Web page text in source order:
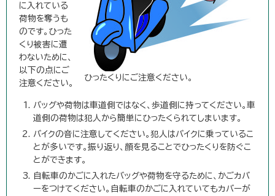
ひったくりにご注意ください。
に入れている
荷物を奪うも
のです。ひった
くり被害に遭
わないために、
以下の点にご
注意ください。
バッグや荷物は車道側ではなく、歩道側に持ってください。車
道側の荷物は犯人から簡単にひったくられてしまいます。
バイクの音に注意してください。犯人はバイクに乗っているこ
とが多いです。振り返り、顔を見ることでひったくりを防ぐこ
とができます。
自転車のかごに入れたバッグや荷物を守るために、かごカバ
ーをつけてください。自転車のかごに入れていてもカバーが